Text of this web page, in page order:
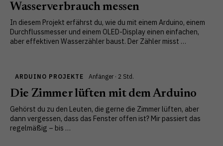
Wasserverbrauch messen
In diesem Projekt erfährst du, wie du mit einem Arduino, einem
Durchflussmesser und einem OLED-Display einen einfachen,
aber effektiven Wasserzähler baust. Der Zähler misst …
ARDUINO PROJEKTE Anfänger · 2 Std.
Die Zimmer lüften mit dem Arduino
Gehörst du zu den Leuten, die gerne die Zimmer lüften, aber
dann vergessen, dass das Fenster offen ist? Mir passiert das
regelmäßig – bis …